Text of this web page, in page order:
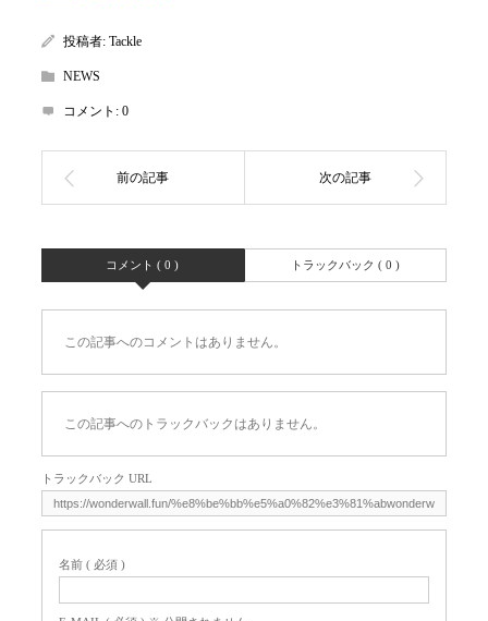
投稿者: Tackle
NEWS
コメント: 0
コメント ( 0 ) トラックバック ( 0 )
この記事へのコメントはありません。
この記事へのトラックバックはありません。
トラックバック URL
名前 ( 必須 )